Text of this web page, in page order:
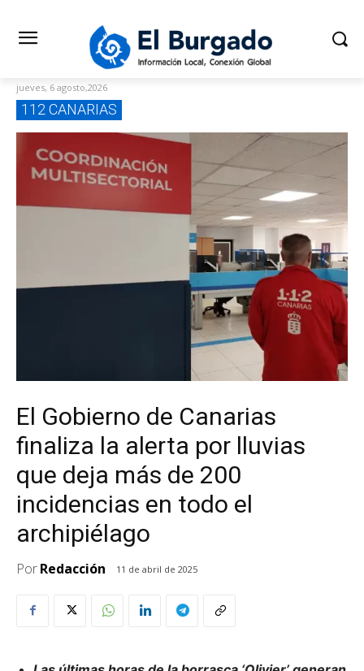
jueves, 6 agosto,2026
112 CANARIAS
El Gobierno de Canarias
finaliza la alerta por lluvias
que deja más de 200
incidencias en todo el
archipiélago
PorRedacción 11 de abril de 2025